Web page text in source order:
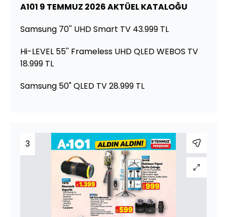
A101 9 TEMMUZ 2026 AKTÜEL KATALOĞU
Samsung 70'' UHD Smart TV 43.999 TL
Hi-LEVEL 55'' Frameless UHD QLED WEBOS TV
18.999 TL
Samsung 50" QLED TV 28.999 TL
3